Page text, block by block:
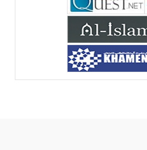
https://www.youtube.com/watch?
v=-5nPSxbf9l0&t=103s
Sheykh Abbas Di Palma sui
Soleimani e Abu Mahdi Al-
https://youtu.be/Y6SIP2PIht4
dallo Sheykh Abbas Di Palma in ...